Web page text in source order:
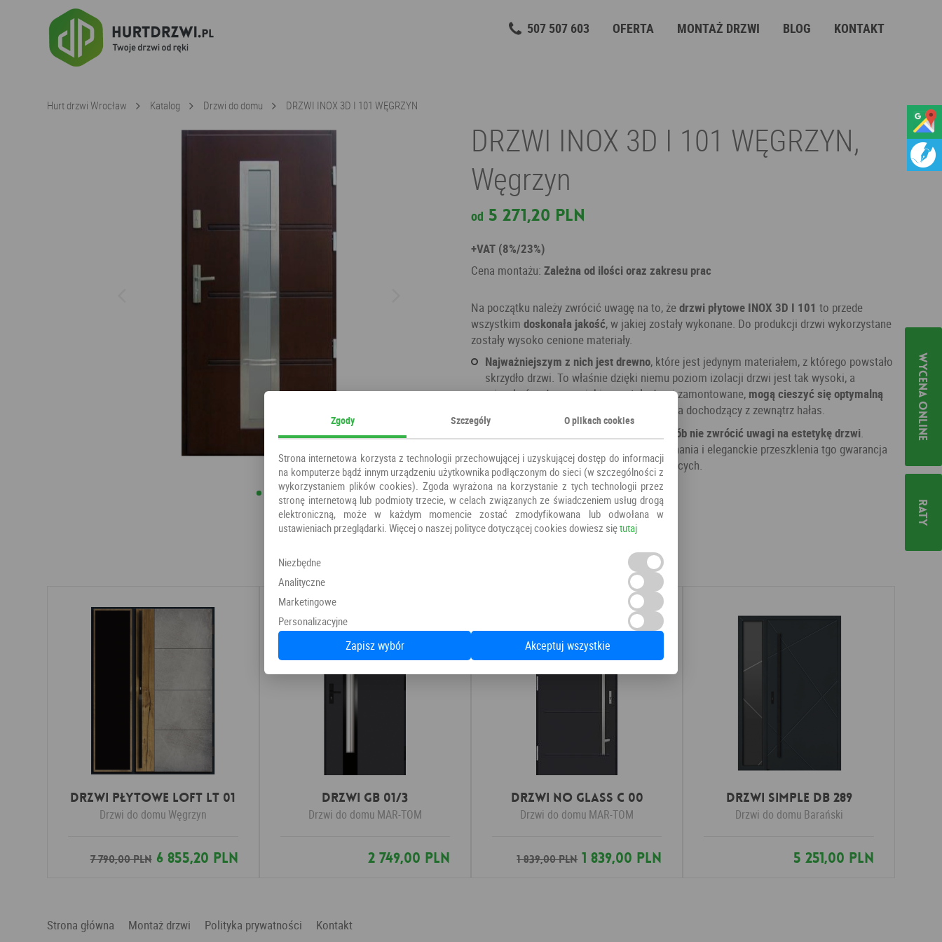
507 507 603 OFERTA MONTAŻ DRZWI BLOG KONTAKT
Hurt drzwi Wrocław Katalog Drzwi do domu DRZWI INOX 3D I 101 WĘGRZYN
DRZWI INOX 3D I 101 WĘGRZYN,
Węgrzyn
od 5 271,20 PLN
+VAT (8%/23%)
Cena montażu: Zależna od ilości oraz zakresu prac
Na początku należy zwrócić uwagę na to, żedrzwi płytowe INOX 3D I 101 to przede
wszystkim doskonała jakość, w jakiej zostały wykonane. Do produkcji drzwi wykorzystane
zostały wysoko cenione materiały.
Najważniejszym z nich jest drewno, które jest jedynym materiałem, z którego powstało
skrzydło drzwi. To właśnie dzięki niemu poziom izolacji drzwi jest tak wysoki, a
mieszkańcy domu, w jakim zostały drzwi zamontowane, mogą cieszyć się optymalną
, której nie zakłóca dochodzący z zewnątrz hałas.
kwestie techniczne, nie sposób nie zwrócić uwagi na estetykę drzwi.
Ciekawa forma, unikatowy sposób wykonania i eleganckie przeszklenia tgo gwarancja
zadowolenia nawet najbardziej wymagających.
Kategoria:Drzwi do domu
Producent:Węgrzyn
DRZWI PŁYTOWE LOFT LT 01
Drzwi do domu Węgrzyn
7 790,00 PLN6 855,20 PLN
Drzwi GB 01/3
Drzwi do domu MAR-TOM
2 749,00 PLN
Drzwi No Glass C 00
Drzwi do domu MAR-TOM
1 839,00 PLN1 839,00 PLN
Drzwi SIMPLE DB 289
Drzwi do domu Barański
5 251,00 PLN
Strona główna Montaż drzwi Polityka prywatności Kontakt
Zgody Szczegóły O plikach cookies
Strona internetowa korzysta z technologii przechowującej i uzyskującej dostęp do informacji
na komputerze bądź innym urządzeniu użytkownika podłączonym do sieci (w szczególności z
wykorzystaniem plików cookies). Zgoda wyrażona na korzystanie z tych technologii przez
stronę internetową lub podmioty trzecie, w celach związanych ze świadczeniem usług drogą
elektroniczną, może w każdym momencie zostać zmodyfikowana lub odwołana w
ustawieniach przeglądarki. Więcej o naszej polityce dotyczącej cookies dowiesz siętutaj
Niezbędne
Analityczne
Marketingowe
Personalizacyjne
Zapisz wybór Akceptuj wszystkie
Wycena online
Raty